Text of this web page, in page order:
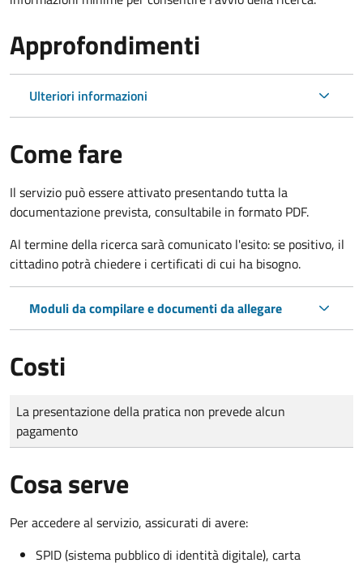
Approfondimenti
Ulteriori informazioni
Come fare
Il servizio può essere attivato presentando tutta la
documentazione prevista, consultabile in formato PDF.
Al termine della ricerca sarà comunicato l'esito: se positivo, il
cittadino potrà chiedere i certificati di cui ha bisogno.
Moduli da compilare e documenti da allegare
Costi
Tipo di pagamento
Importo
La presentazione della pratica non prevede alcun
pagamento
Cosa serve
Per accedere al servizio, assicurati di avere:
SPID (sistema pubblico di identità digitale), carta